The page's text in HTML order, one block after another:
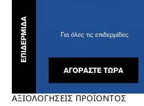
ΑΞΙΟΛΟΓΗΣΕΙΣ ΠΡΟΪΟΝΤΟΣ